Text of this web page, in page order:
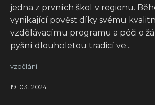
jedna z prvních škol v regionu.
vynikající pověst díky svému
vzdělávacímu programu a péči o
pyšní dlouholetou tradicí ve...
vzdělání
19. 03. 2024